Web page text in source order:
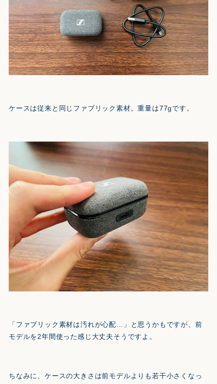
ケースは従来と同じファブリック素材。重量は77gです。
「ファブリック素材は汚れが心配…」と思うかもですが、前
モデルを2年間使った感じ大丈夫そうですよ。
ちなみに、ケースの大きさは前モデルよりも若干小さくなっ